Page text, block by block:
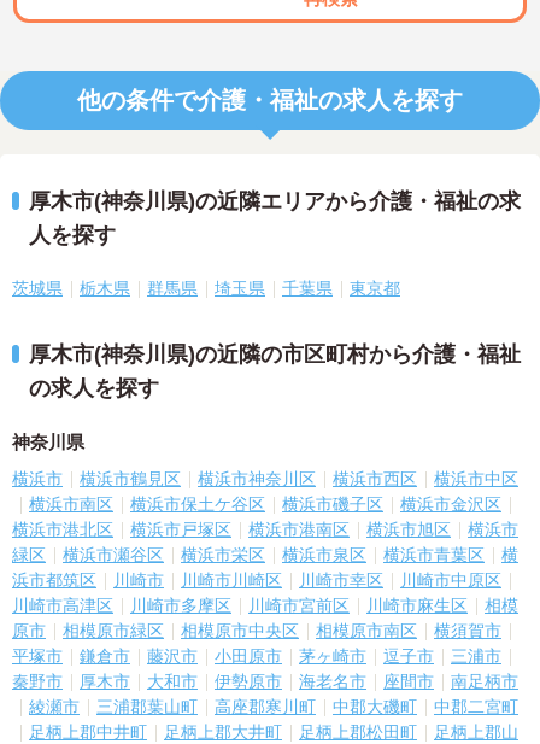
他の条件で介護・福祉の求人を探す
厚木市(神奈川県)の近隣エリアから介護・福祉の求
人を探す
茨城県 栃木県 群馬県 埼玉県 千葉県 東京都
厚木市(神奈川県)の近隣の市区町村から介護・福祉
の求人を探す
神奈川県
横浜市 横浜市鶴見区 横浜市神奈川区 横浜市西区
横浜市中区
横浜市南区
横浜市保土ケ谷区 横浜市磯子区
横浜市金沢区
横浜市港北区
横浜市戸塚区 横浜市港南区 横浜市旭区
横浜市
緑区
横浜市瀬谷区 横浜市栄区 横浜市泉区 横浜市青葉区
横
浜市都筑区
川崎市 川崎市川崎区 川崎市幸区
川崎市中原区
川崎市高津区
川崎市多摩区 川崎市宮前区 川崎市麻生区
相模
原市
相模原市緑区 相模原市中央区 相模原市南区
横須賀市
平塚市
鎌倉市 藤沢市 小田原市 茅ヶ崎市 逗子市
三浦市
秦野市
厚木市 大和市 伊勢原市 海老名市 座間市
南足柄市
綾瀬市
三浦郡葉山町 高座郡寒川町 中郡大磯町
中郡二宮町
足柄上郡中井町
足柄上郡大井町 足柄上郡松田町
足柄上郡山